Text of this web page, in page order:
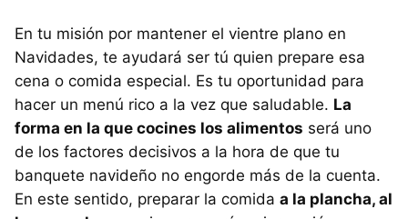
En tu misión por mantener el vientre plano en
Navidades, te ayudará ser tú quien prepare esa
cena o comida especial. Es tu oportunidad para
hacer un menú rico a la vez que saludable. La
forma en la que cocines los alimentos será uno
de los factores decisivos a la hora de que tu
banquete navideño no engorde más de la cuenta.
En este sentido, preparar la comida a la plancha, al